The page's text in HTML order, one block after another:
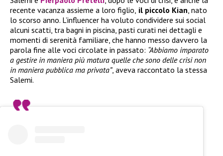
recente vacanza assieme a loro figlio, il piccolo Kian, nato
lo scorso anno. L’influencer ha voluto condividere sui social
alcuni scatti, tra bagni in piscina, pasti curati nei dettagli e
momenti di serenità familiare, che hanno messo davvero la
parola fine alle voci circolate in passato: “Abbiamo imparato
a gestire in maniera più matura quelle che sono delle crisi non
in maniera pubblica ma privata”, aveva raccontato la stessa
Salemi.